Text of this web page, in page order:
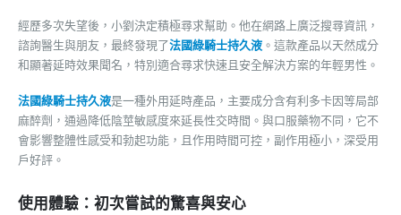
經歷多次失望後，小劉決定積極尋求幫助。他在網路上廣泛搜尋資訊，
諮詢醫生與朋友，最終發現了法國綠騎士持久液 。這款產品以天然成分
和顯著延時效果聞名，特別適合尋求快速且安全解決方案的年輕男性。
法國綠騎士持久液是一種外用延時產品，主要成分含有利多卡因等局部
麻醉劑，通過降低陰莖敏感度來延長性交時間。與口服藥物不同，它不
會影響整體性感受和勃起功能，且作用時間可控，副作用極小，深受用
戶好評。
使用體驗：初次嘗試的驚喜與安心